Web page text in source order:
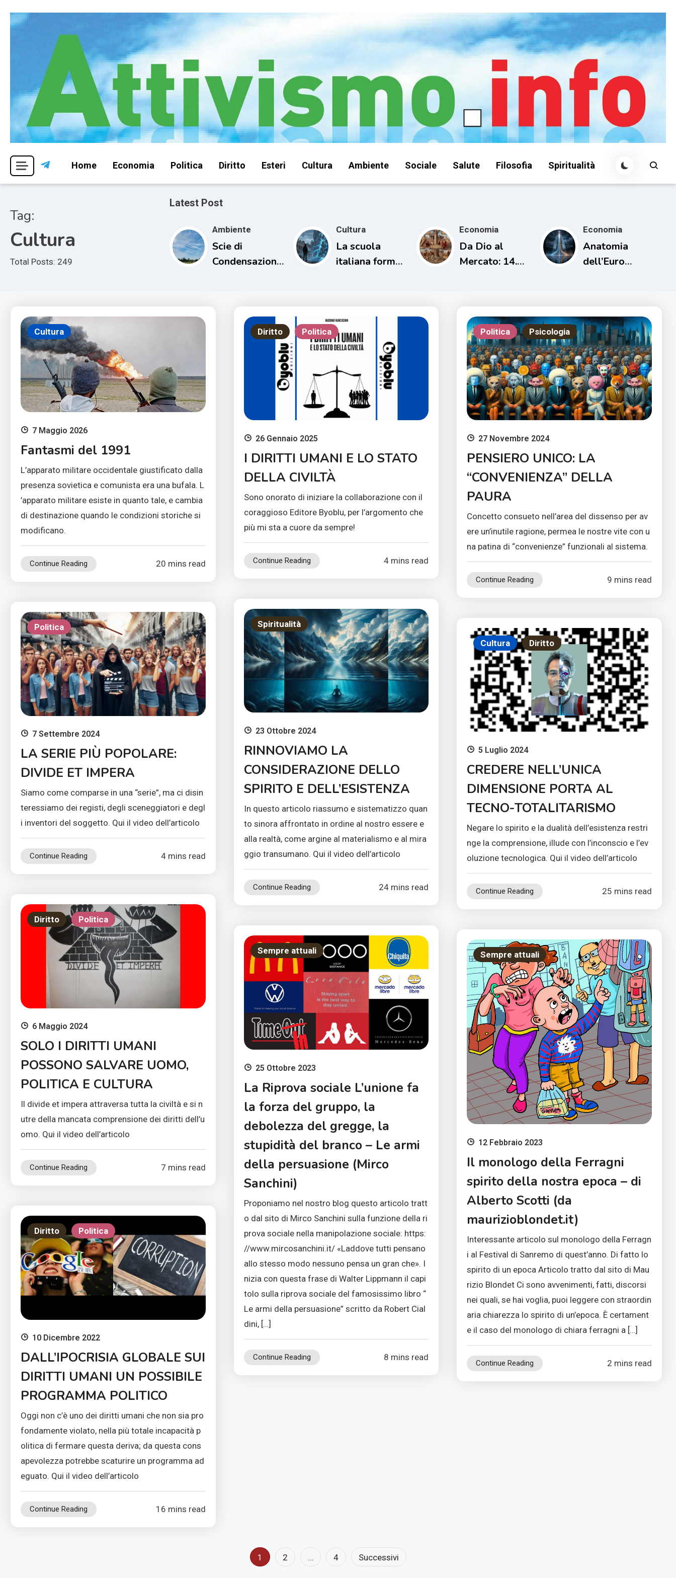
Attivismo.info
Home Economia Politica Diritto Esteri Cultura Ambiente Sociale Salute Filosofia Spiritualità
Tag:
Cultura
Total Posts: 249
Latest Post
Ambiente
Scie di
Condensazione
Cultura
La scuola
italiana forma
comprendere il
proprio tempo
Economia
Da Dio al
Mercato: 14.
debiti una sola
volta
Economia
Anatomia
dell’Euro
Cultura
7 Maggio 2026
Fantasmi del 1991
L’apparato militare occidentale giustificato dalla
presenza sovietica e comunista era una bufala. L
’apparato militare esiste in quanto tale, e cambia
di destinazione quando le condizioni storiche si
modificano.
Continue Reading 20 mins read
Diritto Politica
26 Gennaio 2025
I DIRITTI UMANI E LO STATO
DELLA CIVILTÀ
Sono onorato di iniziare la collaborazione con il
coraggioso Editore Byoblu, per l’argomento che
più mi sta a cuore da sempre!
Continue Reading 4 mins read
Politica Psicologia
27 Novembre 2024
PENSIERO UNICO: LA
“CONVENIENZA” DELLA
PAURA
Concetto consueto nell’area del dissenso per av
ere un’inutile ragione, permea le nostre vite con u
na patina di “convenienze” funzionali al sistema.
Continue Reading 9 mins read
Spiritualità
23 Ottobre 2024
RINNOVIAMO LA
CONSIDERAZIONE DELLO
SPIRITO E DELL’ESISTENZA
In questo articolo riassumo e sistematizzo quan
to sinora affrontato in ordine al nostro essere e
alla realtà, come argine al materialismo e al mira
ggio transumano. Qui il video dell’articolo
Continue Reading 24 mins read
Politica
7 Settembre 2024
LA SERIE PIÙ POPOLARE:
DIVIDE ET IMPERA
Siamo come comparse in una “serie”, ma ci disin
teressiamo dei registi, degli sceneggiatori e degl
i inventori del soggetto. Qui il video dell’articolo
Continue Reading 4 mins read
Cultura Diritto
5 Luglio 2024
CREDERE NELL’UNICA
DIMENSIONE PORTA AL
TECNO-TOTALITARISMO
Negare lo spirito e la dualità dell’esistenza restri
nge la comprensione, illude con l’inconscio e l’ev
oluzione tecnologica. Qui il video dell’articolo
Continue Reading 25 mins read
Diritto Politica
6 Maggio 2024
SOLO I DIRITTI UMANI
POSSONO SALVARE UOMO,
POLITICA E CULTURA
Il divide et impera attraversa tutta la civiltà e si n
utre della mancata comprensione dei diritti dell’u
omo. Qui il video dell’articolo
Continue Reading 7 mins read
Sempre attuali
25 Ottobre 2023
La Riprova sociale L’unione fa
la forza del gruppo, la
debolezza del gregge, la
stupidità del branco – Le armi
della persuasione (Mirco
Sanchini)
Proponiamo nel nostro blog questo articolo tratt
o dal sito di Mirco Sanchini sulla funzione della ri
prova sociale nella manipolazione sociale: https:
//www.mircosanchini.it/ «Laddove tutti pensano
allo stesso modo nessuno pensa un gran che». I
nizia con questa frase di Walter Lippmann il capi
tolo sulla riprova sociale del famosissimo libro “
Le armi della persuasione” scritto da Robert Cial
dini, […]
Continue Reading 8 mins read
Sempre attuali
12 Febbraio 2023
Il monologo della Ferragni
spirito della nostra epoca – di
Alberto Scotti (da
maurizioblondet.it)
Interessante articolo sul monologo della Ferragn
i al Festival di Sanremo di quest’anno. Di fatto lo
spirito di un epoca Articolo tratto dal sito di Mau
rizio Blondet Ci sono avvenimenti, fatti, discorsi
nei quali, se hai voglia, puoi leggere con straordin
aria chiarezza lo spirito di un’epoca. È certament
e il caso del monologo di chiara ferragni a […]
Continue Reading 2 mins read
Diritto Politica
10 Dicembre 2022
DALL’IPOCRISIA GLOBALE SUI
DIRITTI UMANI UN POSSIBILE
PROGRAMMA POLITICO
Oggi non c’è uno dei diritti umani che non sia pro
fondamente violato, nella più totale incapacità p
olitica di fermare questa deriva; da questa cons
apevolezza potrebbe scaturire un programma ad
eguato. Qui il video dell’articolo
Continue Reading 16 mins read
1 2 … 4 Successivi